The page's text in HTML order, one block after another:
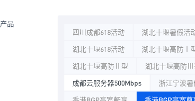
产品
四川成都618活动
湖北十堰暑假活
湖北十堰618活动
湖北十堰高防Ⅰ
湖北十堰高防Ⅱ型
湖北十堰高防Ⅲ
成都云服务器500Mbps
浙江宁波